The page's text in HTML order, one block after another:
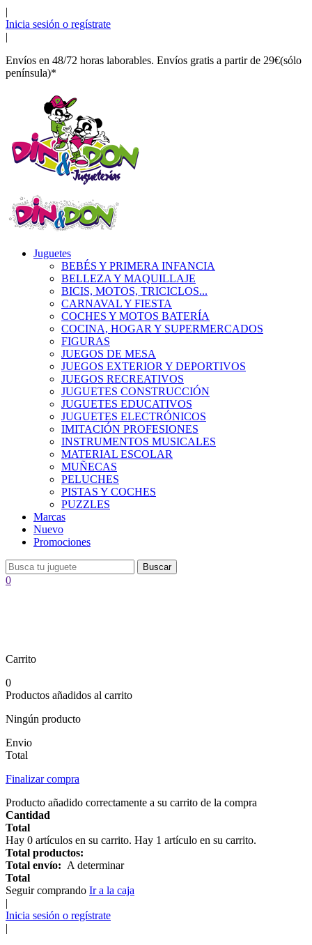
|
Inicia sesión o regístrate
|
Envíos en 48/72 horas laborables. Envíos gratis a partir de 29€(sólo
península)*
Juguetes
BEBÉS Y PRIMERA INFANCIA
BELLEZA Y MAQUILLAJE
BICIS, MOTOS, TRICICLOS...
CARNAVAL Y FIESTA
COCHES Y MOTOS BATERÍA
COCINA, HOGAR Y SUPERMERCADOS
FIGURAS
JUEGOS DE MESA
JUEGOS EXTERIOR Y DEPORTIVOS
JUEGOS RECREATIVOS
JUGUETES CONSTRUCCIÓN
JUGUETES EDUCATIVOS
JUGUETES ELECTRÓNICOS
IMITACIÓN PROFESIONES
INSTRUMENTOS MUSICALES
MATERIAL ESCOLAR
MUÑECAS
PELUCHES
PISTAS Y COCHES
PUZZLES
Marcas
Nuevo
Promociones
Buscar
0
Carrito
0
Productos añadidos al carrito
Ningún producto
Envio
Total
Finalizar compra
Producto añadido correctamente a su carrito de la compra
Cantidad
Total
Hay 0 artículos en su carrito. Hay 1 artículo en su carrito.
Total productos:
Total envío: A determinar
Total
Seguir comprando Ir a la caja
|
Inicia sesión o regístrate
|